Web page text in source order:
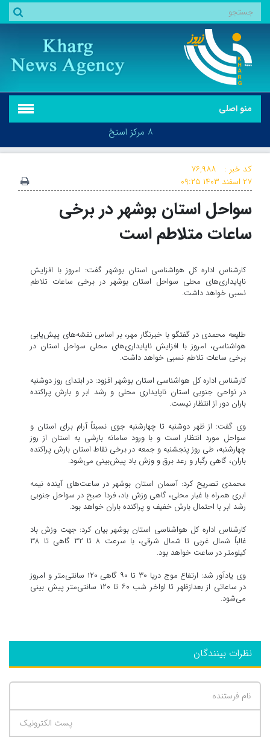
منو اصلی
هشدار سطح نارنجی در استان بوشهر صادر شد
کد خبر :
۷۶,۹۸۸
۲۷ اسفند ۱۴۰۳
۰۹:۲۵
سواحل استان بوشهر در برخی
ساعات متلاطم است
کارشناس اداره کل هواشناسی استان بوشهر گفت: امروز با افزایش
ناپایداری‌های محلی سواحل استان بوشهر در برخی ساعات تلاطم
نسبی خواهد داشت.
طلیعه محمدی در گفتگو با خبرنگار مهر، بر اساس نقشه‌های پیش‌یابی
هواشناسی، امروز با افزایش ناپایداری‌های محلی سواحل استان در
برخی ساعات تلاطم نسبی خواهد داشت.
کارشناس اداره کل هواشناسی استان بوشهر افزود: در ابتدای روز دوشنبه
در نواحی جنوبی استان ناپایداری محلی و رشد ابر و بارش پراکنده
باران دور از انتظار نیست.
وی گفت: از ظهر دوشنبه تا چهارشنبه جوی نسبتاً آرام برای استان و
سواحل مورد انتظار است و با ورود سامانه بارشی به استان از روز
چهارشنبه، طی روز پنجشنبه و جمعه در برخی نقاط استان بارش پراکنده
باران، گاهی رگبار و رعد برق و وزش باد پیش‌بینی می‌شود.
محمدی تصریح کرد: آسمان استان بوشهر در ساعت‌های آینده نیمه
ابری همراه با غبار محلی، گاهی وزش باد، فردا صبح در سواحل جنوبی
رشد ابر با احتمال بارش خفیف و پراکنده باران خواهد بود.
کارشناس اداره کل هواشناسی استان بوشهر بیان کرد: جهت وزش باد
غالباً شمال غربی تا شمال شرقی، با سرعت ۸ تا ۳۲ گاهی تا ۳۸
کیلومتر در ساعت خواهد بود.
وی یادآور شد: ارتفاع موج دریا ۳۰ تا ۹۰ گاهی ۱۲۰ سانتی‌متر و امروز
در ساعاتی از بعدازظهر تا اواخر شب ۶۰ تا ۱۲۰ سانتی‌متر پیش بینی
می‌شود.
نظرات بینندگان